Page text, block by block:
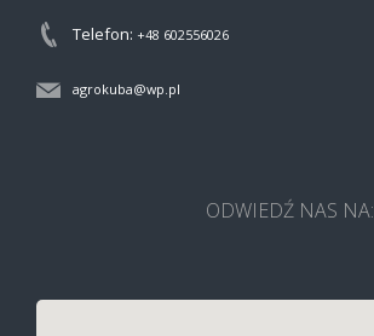
Telefon: +48 602556026
agrokuba@wp.pl
ODWIEDŹ NAS NA: